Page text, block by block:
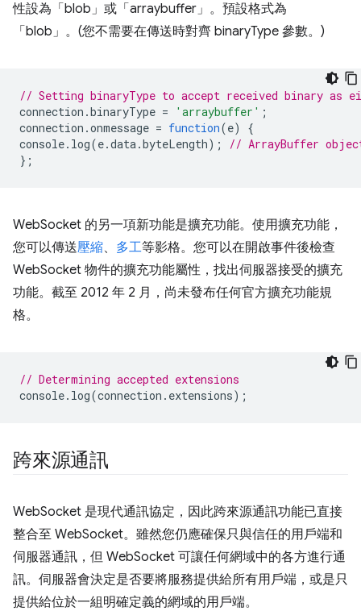
性設為「blob」或「arraybuffer」。預設格式為
「blob」。(您不需要在傳送時對齊 binaryType 參數。)
// Setting binaryType to accept received binary
connection .binaryType = 'arraybuffer' ;
connection .onmessage = function(e)
{
console. log(e.data.byteLength);
// ArrayBuffer
};
WebSocket 的另一項新功能是擴充功能。使用擴充功能，
您可以傳送壓縮、 多工等影格。您可以在開啟事件後檢查
WebSocket 物件的擴充功能屬性，找出伺服器接受的擴充
功能。截至 2012 年 2 月，尚未發布任何官方擴充功能規
格。
// Determining accepted extensions
console. log(connection . extensions);
跨來源通訊
WebSocket 是現代通訊協定，因此跨來源通訊功能已直接
整合至 WebSocket。雖然您仍應確保只與信任的用戶端和
伺服器通訊，但 WebSocket 可讓任何網域中的各方進行通
訊。伺服器會決定是否要將服務提供給所有用戶端，或是只
提供給位於一組明確定義的網域的用戶端。